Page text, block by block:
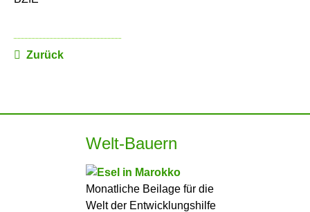
Zurück
Welt-Bauern
Monatliche Beilage für die
Welt der Entwicklungshilfe